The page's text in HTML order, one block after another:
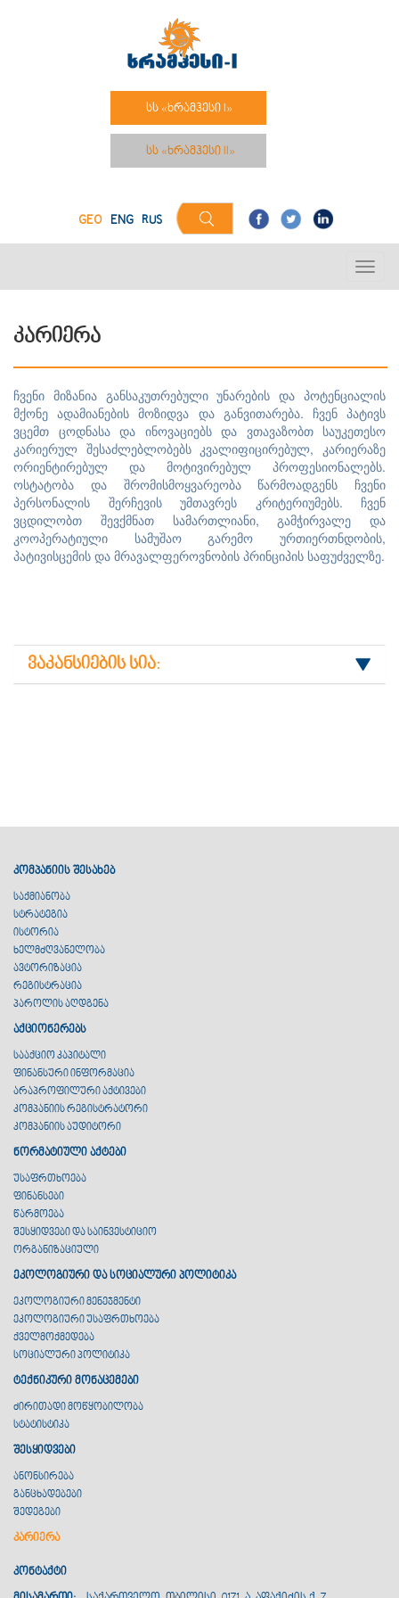
სს «ხრამჰესი I»
სს «ხრამჰესი II»
GEO ENG RUS
კარიერა
ჩვენი მიზანია განსაკუთრებული უნარების და პოტენციალის
მქონე ადამიანების მოზიდვა და განვითარება. ჩვენ პატივს
ვცემთ ცოდნასა და ინოვაციებს და ვთავაზობთ საუკეთესო
კარიერულ შესაძლებლობებს კვალიფიცირებულ, კარიერაზე
ორიენტირებულ და მოტივირებულ პროფესიონალებს.
ოსტატობა და შრომისმოყვარეობა წარმოადგენს ჩვენი
პერსონალის შერჩევის უმთავრეს კრიტერიუმებს. ჩვენ
ვცდილობთ შევქმნათ სამართლიანი, გამჭირვალე და
კოოპერატიული სამუშაო გარემო ურთიერთნდობის,
პატივისცემის და მრავალფეროვნობის პრინციპის საფუძველზე.
ვაკანსიების სია:
კომპანიის შესახებ
საქმიანობა
სტრატეგია
ისტორია
ხელმძღვანელობა
ავტორიზაცია
რეგისტრაცია
პაროლის აღდგენა
აქციონერებს
სააქციო კაპიტალი
ფინანსური ინფორმაცია
არაპროფილური აქტივები
კომპანიის რეგისტრატორი
კომპანიის აუდიტორი
ნორმატიული აქტები
უსაფრთხოება
ფინანსები
წარმოება
შესყიდვები და საინვესტიციო
ორგანიზაციული
ეკოლოგიური და სოციალური პოლიტიკა
ეკოლოგიური მენეჯმენტი
ეკოლოგიური უსაფრთხოება
ქველმოქმედება
სოციალური პოლიტიკა
ტექნიკური მონაცემები
ძირითადი მოწყობილობა
სტატისტიკა
შესყიდვები
ანონსირება
განცხადებები
შედეგები
კარიერა
კონტაქტი